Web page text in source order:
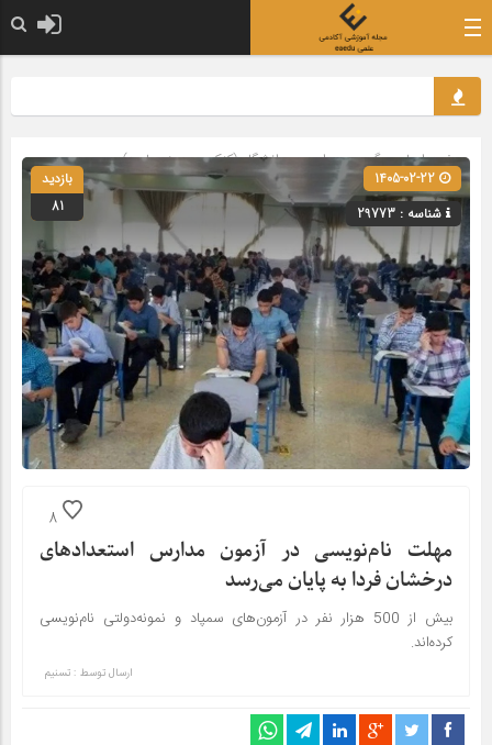
صفحه اصلی» گروه »مدارس و دانشگاه (کنکور و حوزه علمیه)
شناسه : 29773
بازدید
81
8
مهلت نام‌نویسی در آزمون مدارس استعدادهای
درخشان فردا به پایان می‌رسد
بیش از 500 هزار نفر در آزمون‌های سمپاد و نمونه‌دولتی نام‌نویسی
کرده‌اند.
ارسال توسط : تسنیم